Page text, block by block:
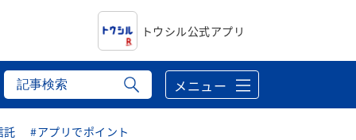
トウシル公式アプリ
メニュー
託 #アプリでポイント